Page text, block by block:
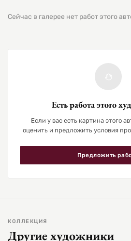
Сейчас в галерее нет работ этого
Есть работа этого
Если у вас есть картина этого
оценить и предложить условия
Предложить
КОЛЛЕКЦИЯ
Другие художники